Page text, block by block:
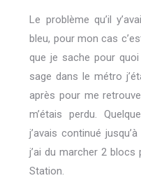
Le problème qu’il
bleu, pour mon cas
que je sache pour
sage dans le métro
après pour me
m’étais perdu.
j’avais continué
j’ai du marcher 2
Station.